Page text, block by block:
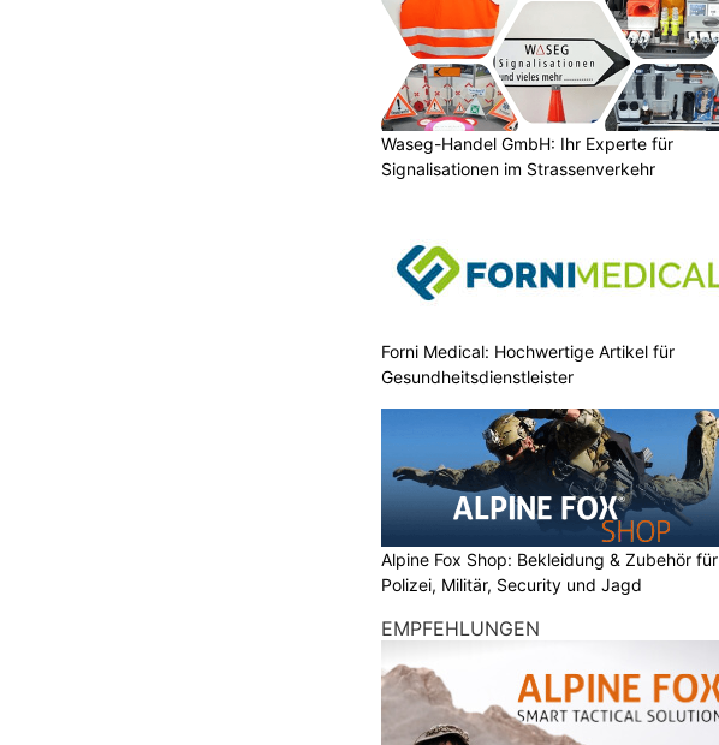
Waseg-Handel GmbH: Ihr Experte für
Signalisationen im Strassenverkehr
Forni Medical: Hochwertige Artikel für
Gesundheitsdienstleister
Alpine Fox Shop: Bekleidung & Zubehör für
Polizei, Militär, Security und Jagd
EMPFEHLUNGEN